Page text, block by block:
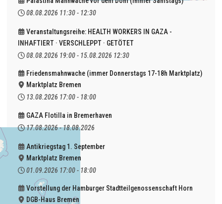
08.08.2026 11:30 - 12:30
Veranstaltungsreihe: HEALTH WORKERS IN GAZA -
INHAFTIERT · VERSCHLEPPT · GETÖTET
08.08.2026 19:00 - 15.08.2026 12:30
Friedensmahnwache (immer Donnerstags 17-18h Marktplatz)
Marktplatz Bremen
13.08.2026 17:00 - 18:00
GAZA Flotilla in Bremerhaven
17.08.2026-18.08.2026
Antikriegstag 1. September
Marktplatz Bremen
01.09.2026 17:00 - 18:00
Vorstellung der Hamburger Stadtteilgenossenschaft Horn
DGB-Haus Bremen